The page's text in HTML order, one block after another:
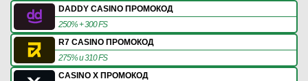
DADDY CASINO ПРОМОКОД
250% + 300 FS
R7 CASINO ПРОМОКОД
275% и 310 FS
CASINO X ПРОМОКОД